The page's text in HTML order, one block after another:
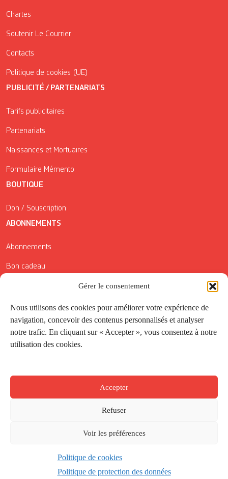
Gérer le consentement
Nous utilisons des cookies pour améliorer votre expérience de
navigation, concevoir des contenus personnalisés et analyser
notre trafic. En cliquant sur « Accepter », vous consentez à notre
utilisation des cookies.
Accepter
Refuser
Voir les préférences
Politique de cookies
Politique de protection des données
Chartes
Soutenir Le Courrier
Contacts
Politique de cookies (UE)
PUBLICITÉ / PARTENARIATS
Tarifs publicitaires
Partenariats
Naissances et Mortuaires
Formulaire Mémento
BOUTIQUE
Don / Souscription
ABONNEMENTS
Abonnements
Bon cadeau
Conditions générales de vente
Réductions de la Carte Côté Courrier
Application